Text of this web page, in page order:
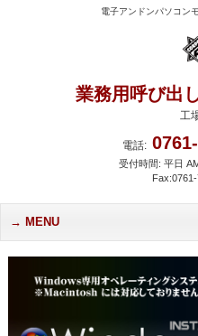
電子アンドンパソコン
業務用呼び出
工
電話:
受付時間: 平日
MENU